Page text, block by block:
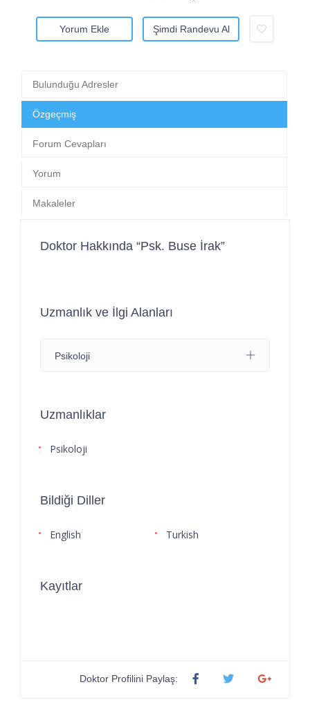
Yorum Ekle Şimdi Randevu Al
Bulunduğu Adresler
Özgeçmiş
Forum Cevapları
Yorum
Makaleler
Doktor Hakkında “Psk. Buse İrak”
Uzmanlık ve İlgi Alanları
Psikoloji
Uzmanlıklar
Psikoloji
Bildiği Diller
English Turkish
Kayıtlar
Doktor Profilini Paylaş: